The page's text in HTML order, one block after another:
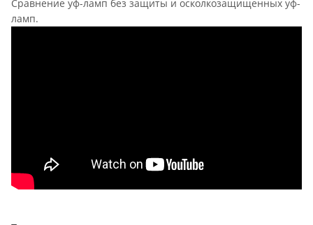
Сравнение уф-ламп без защиты и осколкозащищенных уф-
ламп.